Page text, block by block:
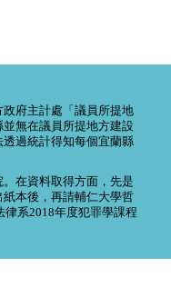
政府主計處「議員所提地
無在議員所提地方建設
過統計得知每個宜蘭縣
在資料取得方面，先是
本後，再請輔仁大學哲
系2018年度犯罪學課程